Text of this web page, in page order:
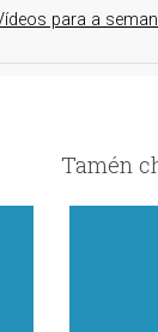
para a
Tamén